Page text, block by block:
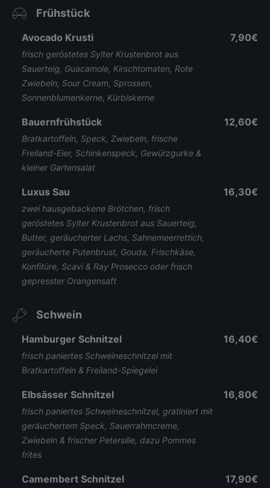
Frühstück
Avocado Krusti
frisch geröstetes Sylter Krustenbrot aus
Sauerteig, Guacamole, Kirschtomaten, Rote
Zwiebeln, Sour Cream, Sprossen,
Sonnenblumenkerne, Kürbiskerne
7,90€
Bauernfrühstück
Bratkartoffeln, Speck, Zwiebeln, frische
Freiland-Eier, Schinkenspeck, Gewürzgurke &
kleiner Gartensalat
12,60€
Luxus Sau
zwei hausgebackene Brötchen, frisch
geröstetes Sylter Krustenbrot aus Sauerteig,
Butter, geräucherter Lachs, Sahnemeerrettich,
geräucherte Putenbrust, Gouda, Frischkäse,
Konfitüre, Scavi & Ray Prosecco oder frisch
gepresster Orangensaft
16,30€
Schwein
Hamburger Schnitzel
frisch paniertes Schweineschnitzel mit
Bratkartoffeln & Freiland-Spiegelei
16,40€
Elbsässer Schnitzel
frisch paniertes Schweineschnitzel, gratiniert mit
geräuchertem Speck, Sauerrahmcreme,
Zwiebeln & frischer Petersilie, dazu Pommes
frites
16,80€
Camembert Schnitzel 17,90€